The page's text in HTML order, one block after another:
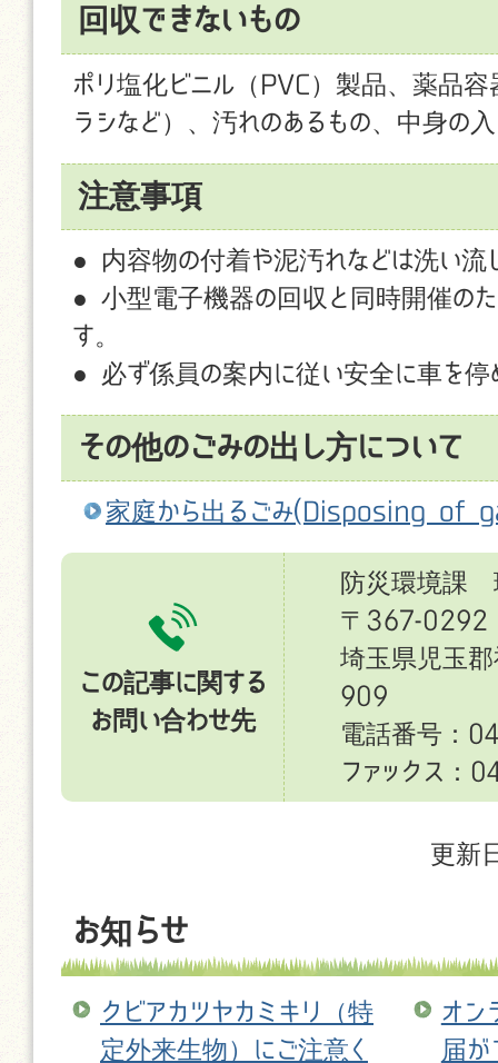
回収できないもの
ポリ塩化ビニル（PVC）製品、薬品
ラシなど）、汚れのあるもの、中身の
注意事項
● 内容物の付着や泥汚れなどは洗い流
● 小型電子機器の回収と同時開催の
す。
● 必ず係員の案内に従い安全に車を停
その他のごみの出し方について
家庭から出るごみ(Disposing of
この記事に関する
お問い合わせ先
防災環境課
〒367-0292
埼玉県児玉
909
電話番号：
ファックス：
更新
お知らせ
クビアカツヤカミキリ（特
定外来生物）にご注意く
オン
届が